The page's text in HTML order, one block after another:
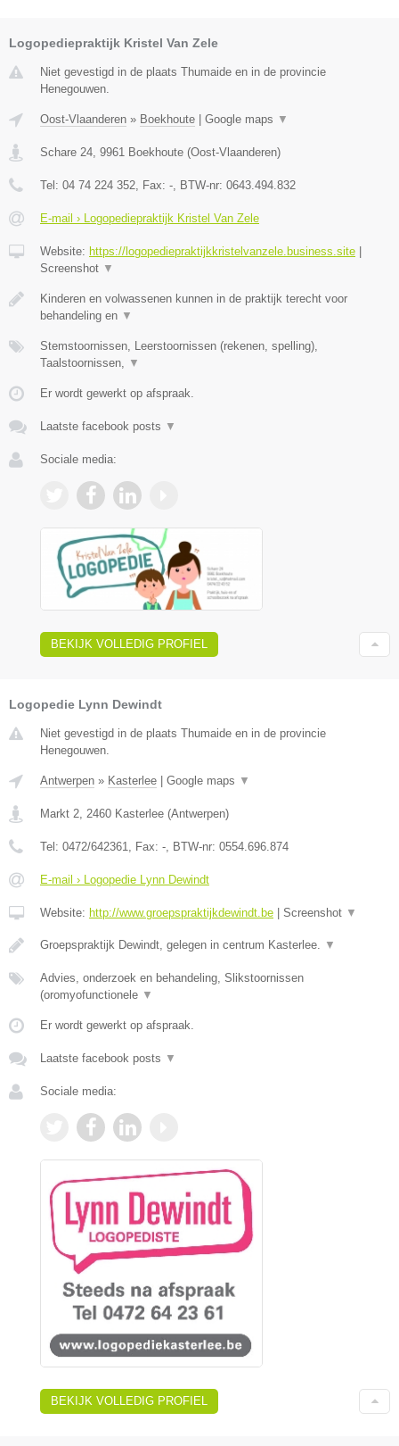
Logopediepraktijk Kristel Van Zele
Niet gevestigd in de plaats Thumaide en in de provincie
Henegouwen.
Oost-Vlaanderen » Boekhoute | Google maps ▼
Schare 24 9961 Boekhoute (Oost-Vlaanderen)
Tel: 04 74 224 352 , Fax: - , BTW-nr: 0643.494.832
E-mail › Logopediepraktijk Kristel Van Zele
Website: https://logopediepraktijkkristelvanzele.business.site |
Screenshot ▼
Kinderen en volwassenen kunnen in de praktijk terecht voor
behandeling en ▼
Stemstoornissen, Leerstoornissen (rekenen, spelling),
Taalstoornissen,
▼
Er wordt gewerkt op afspraak.
Laatste facebook posts ▼
Sociale media:
BEKIJK VOLLEDIG PROFIEL
Logopedie Lynn Dewindt
Niet gevestigd in de plaats Thumaide en in de provincie
Henegouwen.
Antwerpen » Kasterlee Google maps ▼
Markt 2 2460 Kasterlee (Antwerpen)
Tel: 0472/642361 , Fax: - , BTW-nr: 0554.696.874
E-mail › Logopedie Lynn Dewindt
Website: http://www.groepspraktijkdewindt.be Screenshot ▼
Groepspraktijk Dewindt, gelegen in centrum Kasterlee. ▼
Advies, onderzoek en behandeling, Slikstoornissen
(oromyofunctionele ▼
Er wordt gewerkt op afspraak.
Laatste facebook posts ▼
Sociale media:
BEKIJK VOLLEDIG PROFIEL